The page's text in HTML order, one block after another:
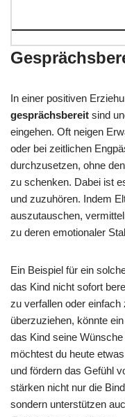
In einer positiven
gesprächsbereit sind
eingehen. Oft neigen
oder bei zeitlichen
durchzusetzen, ohne
zu schenken. Dabei ist
und zuzuhören. Indem
auszutauschen,
zu deren emotionaler
Ein Beispiel für ein
das Kind nicht sofort
zu verfallen oder
überzuziehen, könnte
das Kind seine
möchtest du heute
und fördern das Gefühl
stärken nicht nur die
sondern unterstützen